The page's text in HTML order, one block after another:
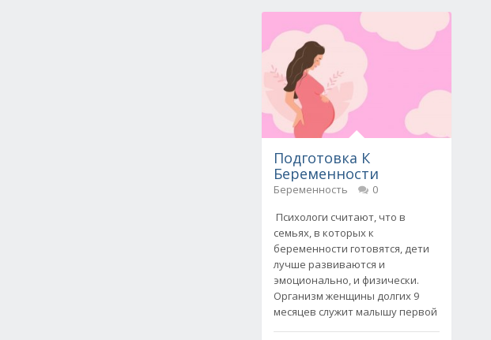
Подготовка К
Беременности
Беременность
0
Психологи считают, что в
семьях, в которых к
беременности готовятся, дети
лучше развиваются и
эмоционально, и физически.
Организм женщины долгих 9
месяцев служит малышу первой